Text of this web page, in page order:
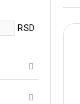
RSD